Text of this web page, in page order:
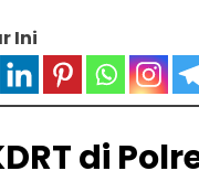
Ini
di